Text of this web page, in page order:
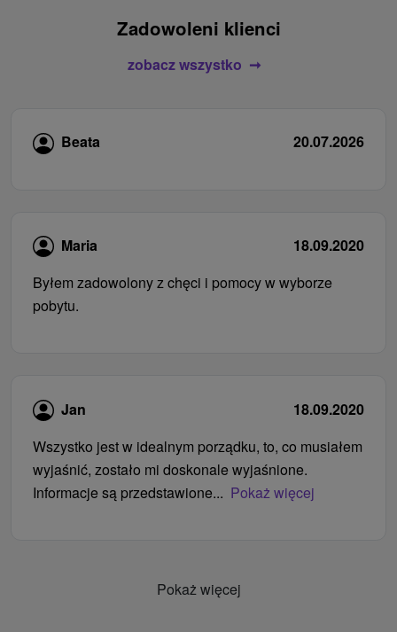
Zadowoleni klienci
zobacz wszystko
Beata 20.07.2026
Maria
18.09.2020
Byłem zadowolony z chęci i pomocy w wyborze
pobytu.
Jan
18.09.2020
Wszystko jest w idealnym porządku, to, co musiałem
wyjaśnić, zostało mi doskonale wyjaśnione.
Informacje są przedstawione... Pokaż więcej
Pokaż więcej